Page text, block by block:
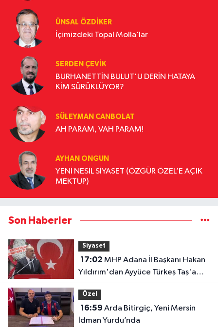
ÜNSAL ÖZDIKER
İçimizdeki Topal Molla’lar
SERDEN ÇEVIK
BURHANETTİN BULUT'U DERİN HATAYA
KİM SÜRÜKLÜYOR?
SÜLEYMAN CANBOLAT
AH PARAM, VAH PARAM!
AYHAN ONGUN
YENİ NESİL SİYASET (ÖZGÜR ÖZEL’E AÇIK
MEKTUP)
Son Haberler
Siyaset
17:02
Yıldırım'dan Ayyüce Türkeş Taş'a
Çok Sert Tepki "Haddinizi Bilin!"
Özel
16:59
İdman Yurdu’nda